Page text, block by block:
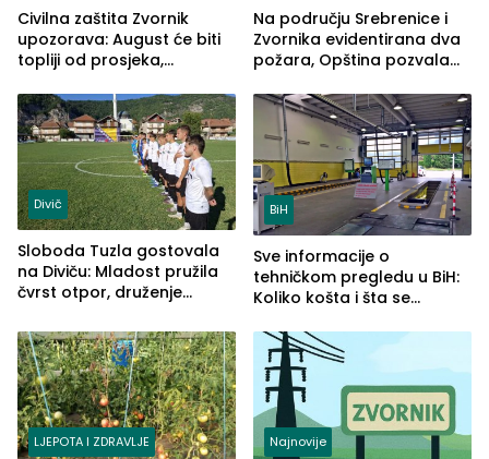
Civilna zaštita Zvornik
upozorava: August će biti
topliji od prosjeka,
nestašice vode
Na području Srebrenice i
Zvornika evidentirana dva
požara, Opština pozvala
Divič
Sloboda Tuzla gostovala
na Diviču: Mladost pružila
čvrst otpor, druženje
jezera
BiH
Sve informacije o
tehničkom pregledu u BiH:
Koliko košta i šta se
LJEPOTA I ZDRAVLJE Najnovije